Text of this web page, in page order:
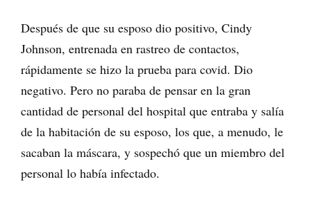
Después de que su esposo dio positivo, Cindy
Johnson, entrenada en rastreo de contactos,
rápidamente se hizo la prueba para covid. Dio
negativo. Pero no paraba de pensar en la gran
cantidad de personal del hospital que entraba y salía
de la habitación de su esposo, los que, a menudo, le
sacaban la máscara, y sospechó que un miembro del
personal lo había infectado.